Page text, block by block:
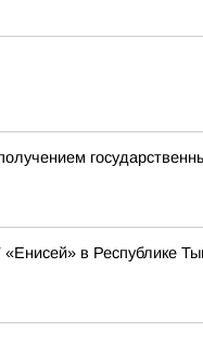
в Республике